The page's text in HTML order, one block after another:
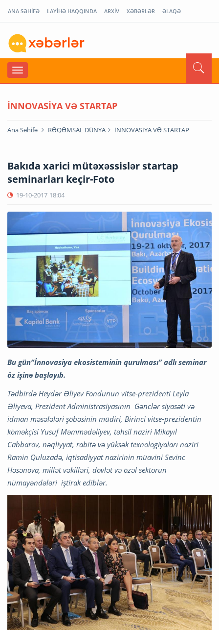
ANA SƏHİFƏ LAYİHƏ HAQQINDA ARXİV XƏBƏRLƏR ƏLAQƏ
İNNOVASİYA VƏ STARTAP
Ana Səhifə RƏQƏMSAL DÜNYA İNNOVASİYA VƏ STARTAP
Bakıda xarici mütəxəssislər startap
seminarları keçir-Foto
19-10-2017 18:04
Bu gün“İnnovasiya ekosisteminin qurulması” adlı seminar
öz işinə başlayıb.
Tədbirdə Heydər Əliyev Fondunun vitse-prezidenti Leyla
Əliyeva, Prezident Administrasiyasının Gənclər siyasəti və
idman məsələləri şöbəsinin müdiri, Birinci vitse-prezidentin
köməkçisi Yusuf Məmmədəliyev, təhsil naziri Mikayıl
Cabbarov, nəqliyyat, rabitə və yüksək texnologiyaları naziri
Ramin Quluzadə, iqtisadiyyat nazirinin müavini Sevinc
Həsənova, millət vəkilləri, dövlət və özəl sektorun
nümayəndələri iştirak ediblər.